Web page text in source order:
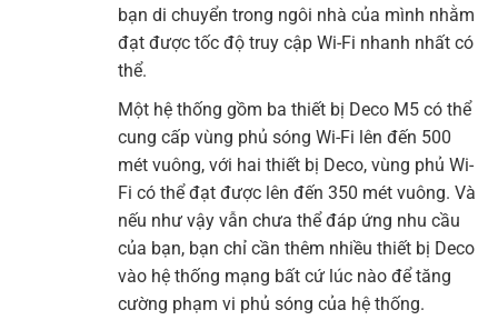
bạn di chuyển trong ngôi nhà của mình nhằm
đạt được tốc độ truy cập Wi-Fi nhanh nhất có
thể.
Một hệ thống gồm ba thiết bị Deco M5 có thể
cung cấp vùng phủ sóng Wi-Fi lên đến 500
mét vuông, với hai thiết bị Deco, vùng phủ Wi-
Fi có thể đạt được lên đến 350 mét vuông. Và
nếu như vậy vẫn chưa thể đáp ứng nhu cầu
của bạn, bạn chỉ cần thêm nhiều thiết bị Deco
vào hệ thống mạng bất cứ lúc nào để tăng
cường phạm vi phủ sóng của hệ thống.